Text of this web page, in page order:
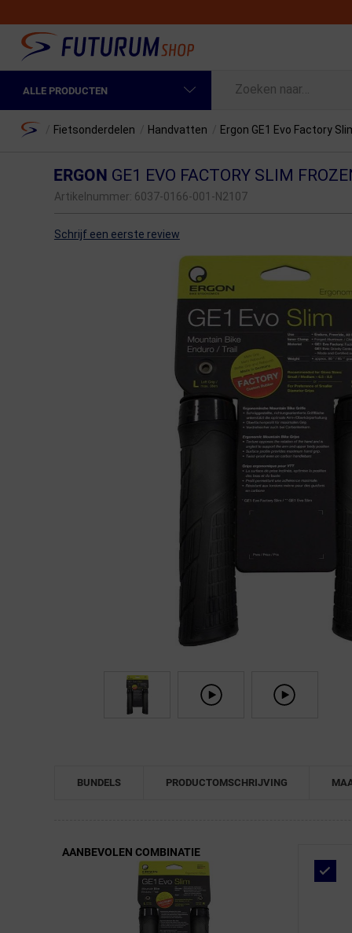
ALLE PRODUCTEN
Fietskleding Heren
Fietsonderdelen
Home Fietsonderdelen Handvatten Ergon GE1 Evo Factory
ERGON GE1 EVO FACTORY SLIM
Artikelnummer: 6037-0166-001-N2107
Schrijf een eerste review
BUNDELS PRODUCTOMSCHRIJVING
← Terug naar productnavigatie
AANBEVOLEN COMBINATIE